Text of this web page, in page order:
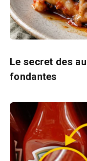
Le secret des
fondantes